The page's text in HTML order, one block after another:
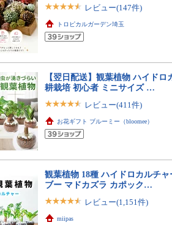
レビュー(147件)
トロピカルガーデン埼玉
【翌日配送】観葉植物 ハイド
耕栽培 初心者 ミニサイズ …
レビュー(411件)
お花ギフト ブルーミー（bloomee）
観葉植物 18種 ハイドロカルチ
ブー マドカズラ カポック…
レビュー(1,151件)
miipas